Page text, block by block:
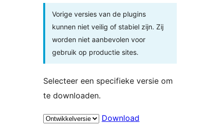
Vorige versies van de plugins
kunnen niet veilig of stabiel zijn. Zij
worden niet aanbevolen voor
gebruik op productie sites.
Selecteer een specifieke versie om
te downloaden.
Download